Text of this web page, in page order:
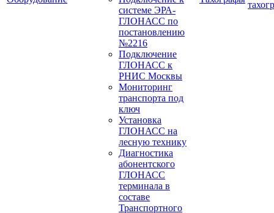
системе ЭРА-
ГЛОНАСС по
постановлению
№2216
Подключение
ГЛОНАСС к
РНИС Москвы
Мониторинг
транспорта под
ключ
Установка
ГЛОНАСС на
лесную технику
Диагностика
абонентского
ГЛОНАСС
терминала в
составе
Транспортного